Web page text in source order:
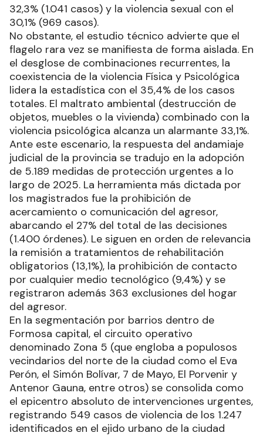
32,3% (1.041 casos) y la violencia sexual con el
30,1% (969 casos).
No obstante, el estudio técnico advierte que el
flagelo rara vez se manifiesta de forma aislada. En
el desglose de combinaciones recurrentes, la
coexistencia de la violencia Física y Psicológica
lidera la estadística con el 35,4% de los casos
totales. El maltrato ambiental (destrucción de
objetos, muebles o la vivienda) combinado con la
violencia psicológica alcanza un alarmante 33,1%.
Ante este escenario, la respuesta del andamiaje
judicial de la provincia se tradujo en la adopción
de 5.189 medidas de protección urgentes a lo
largo de 2025. La herramienta más dictada por
los magistrados fue la prohibición de
acercamiento o comunicación del agresor,
abarcando el 27% del total de las decisiones
(1.400 órdenes). Le siguen en orden de relevancia
la remisión a tratamientos de rehabilitación
obligatorios (13,1%), la prohibición de contacto
por cualquier medio tecnológico (9,4%) y se
registraron además 363 exclusiones del hogar
del agresor.
En la segmentación por barrios dentro de
Formosa capital, el circuito operativo
denominado Zona 5 (que engloba a populosos
vecindarios del norte de la ciudad como el Eva
Perón, el Simón Bolívar, 7 de Mayo, El Porvenir y
Antenor Gauna, entre otros) se consolida como
el epicentro absoluto de intervenciones urgentes,
registrando 549 casos de violencia de los 1.247
identificados en el ejido urbano de la ciudad